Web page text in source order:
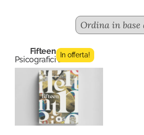
Fifteen n.3
Psicografici Editore
In offerta!